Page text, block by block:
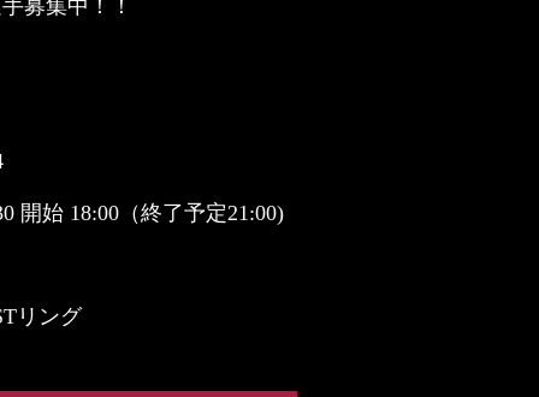
募集中！！
開始 18:00（終了予定21:00)
リング